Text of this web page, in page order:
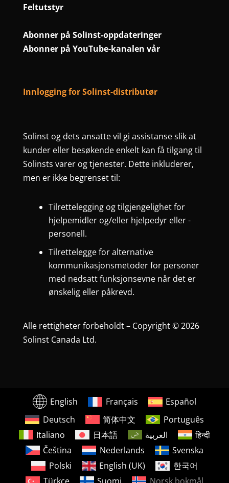
Feltutstyr
Abonner på Solinst-oppdateringer
Abonner på YouTube-kanalen vår
Innlogging for Solinst-distributør
Solinst og dets ansatte vil gi assistanse slik at
kunder eller besøkende enkelt kan få tilgang til
Solinsts varer og tjenester. Dette inkluderer,
men er ikke begrenset til:
Tilrettelegging og tilgjengelighet for
hjelpemidler og/eller hjelpedyr eller -
personell.
Tilrettelegge for alternative
kommunikasjonsmetoder for personer
med nedsatt funksjonsevne når det er
ønskelig eller påkrevd.
Alle rettigheter forbeholdt – Copyright © 2026
Solinst Canada Ltd.
English Français
Español
Deutsch
简体中文
Português
Italiano
日本語 العربية
हिन्दी
Čeština
Nederlands
Svenska
Polski
English (UK)
한국어